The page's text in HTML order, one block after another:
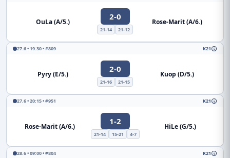
OuLa (A/5.) 2-0
21-14 21-12
Rose-Marit (A/6.)
27.6 • 19:30 • #809 K21
Pyry (E/5.) 2-0
21-16 21-15
Kuop (D/5.)
27.6 • 20:15 • #951 K21
Rose-Marit (A/6.) 1-2
21-14 15-21 4-7
HiLe (G/5.)
28.6 • 09:00 • #804 K21